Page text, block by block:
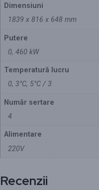
Dimensiuni
1839 x 816 x 648 mm
Putere
0, 460 kW
Temperatură lucru
0, 3°C, 5°C / 3
Număr sertare
4
Alimentare
220V
Recenzii